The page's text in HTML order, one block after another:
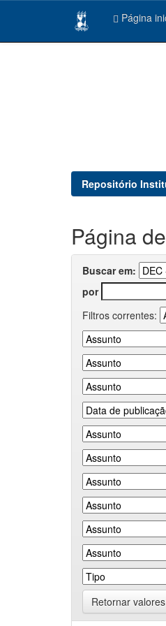
Página
Repositório
Página
Buscar em:
por
Filtros correntes:
Retornar valores